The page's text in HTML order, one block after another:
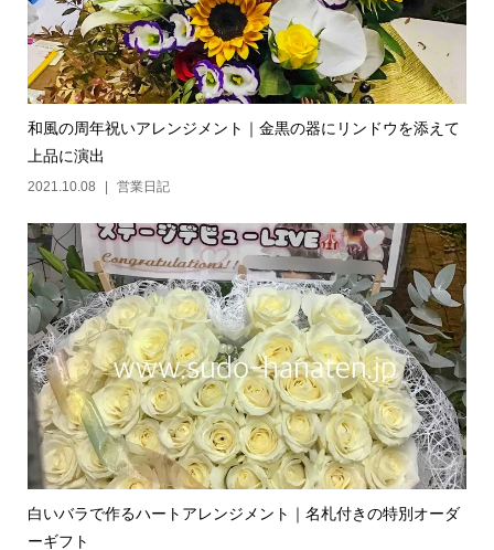
和風の周年祝いアレンジメント｜金黒の器にリンドウを添えて
上品に演出
2021.10.08 営業日記
白いバラで作るハートアレンジメント｜名札付きの特別オーダ
ーギフト